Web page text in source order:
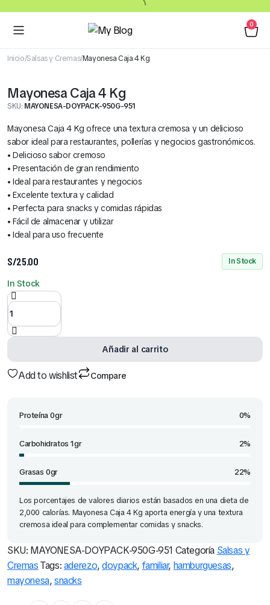
0
Inicio Salsas y Cremas Mayonesa Caja 4 Kg
Mayonesa Caja 4 Kg
SKU: MAYONESA-DOYPACK-950G-951
Mayonesa Caja 4 Kg ofrece una textura cremosa y un delicioso
sabor ideal para restaurantes, pollerías y negocios gastronómicos.
• Delicioso sabor cremoso
• Presentación de gran rendimiento
• Ideal para restaurantes y negocios
• Excelente textura y calidad
• Perfecta para snacks y comidas rápidas
• Fácil de almacenar y utilizar
• Ideal para uso frecuente
S/25.00 In Stock
In Stock
Mayonesa
Caja 4 Kg
quantity
Añadir al carrito
Add to wishlist Compare
Proteína 0gr 0%
Carbohidratos 1gr 2%
Grasas 0gr 22%
Los porcentajes de valores diarios están basados en una dieta de
2,000 calorías. Mayonesa Caja 4 Kg aporta energía y una textura
cremosa ideal para complementar comidas y snacks.
SKU: MAYONESA-DOYPACK-950G-951 Categoría Salsas y
Cremas Tags:aderezo,doypack, familiar, hamburguesas,
mayonesa,snacks